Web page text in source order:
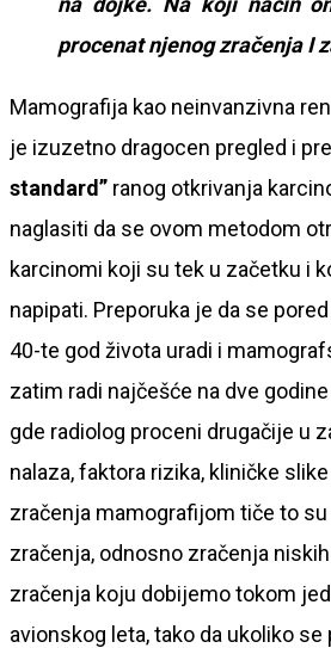
procenat njenog zračenja I
Mamografija kao neinvanzivna
je izuzetno dragocen pregled i
standard” ranog otkrivanja
naglasiti da se ovom metodom
karcinomi koji su tek u začetku i
napipati. Preporuka je da se
40-te god života uradi i
zatim radi najčešće na dve
gde radiolog proceni drugačije u
nalaza, faktora rizika, kliničke
zračenja mamografijom tiče to
zračenja, odnosno zračenja
zračenja koju dobijemo tokom
avionskog leta, tako da ukoliko